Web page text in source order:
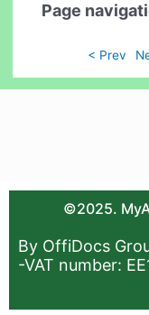
Page
< Prev
©2025.
By OffiDocs
-VAT number: